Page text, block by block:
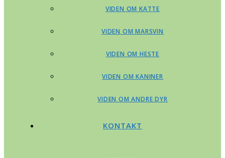
VIDEN OM KATTE
VIDEN OM MARSVIN
VIDEN OM HESTE
VIDEN OM KANINER
VIDEN OM ANDRE DYR
KONTAKT